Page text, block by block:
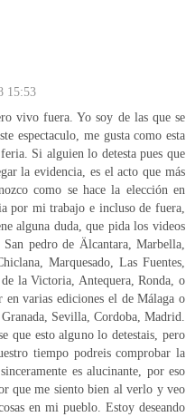
15:53
vivo fuera. Yo soy de las que se
espectaculo, me gusta como esta
Si alguien lo detesta pues que
la evidencia, es el acto que más
como se hace la elección en
por mi trabajo e incluso de fuera,
alguna duda, que pida los videos
pedro de Älcantara, Marbella,
Marquesado, Las Fuentes,
la Victoria, Antequera, Ronda, o
varias ediciones el de Málaga o
Sevilla, Cordoba, Madrid.
que esto alguno lo detestais, pero
tiempo podreis comprobar la
es alucinante, por eso
que me siento bien al verlo y veo
en mi pueblo. Estoy deseando